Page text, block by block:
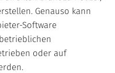
Genauso kann
Software
oder auf